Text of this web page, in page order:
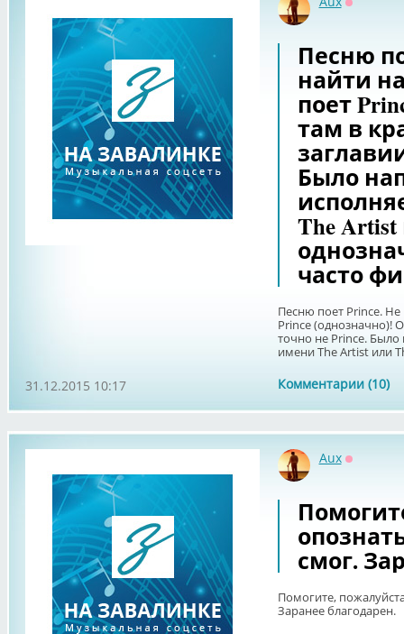
Песню
найти
поет
там в
Было
The
часто
Песню поет Prince. Не
Prince (однозначно)!
точно не Prince. Было
имени The Artist или
Комментарии (10)
31.12.2015 10:17
Aux
смог.
Помогите,
Заранее благодарен.